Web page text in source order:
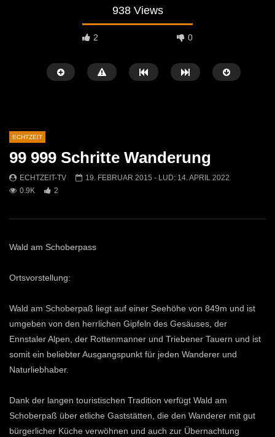
938 Views
2 0
Später Ansehen
„Spirituelle Reise“ Vocalensemble
ECHTZEIT-TV
18. NOVEMBER 2024
07:02
ECHTZEIT-TV
12.
ECHTZEIT
99 999 Schritte Wanderung
ECHTZEIT-TV 19. FEBRUAR 2015 - LUD: 14. APRIL 2022
0.9K
2
Wald am Schoberpass
Ortsvorstellung:
Wald am Schoberpaß liegt auf einer Seehöhe von 849m und ist
umgeben von den herrlichen Gipfeln des Gesäuses, der
Ennstaler Alpen, der Rottenmanner und Triebener Tauern und ist
somit ein beliebter Ausgangspunkt für jeden Wanderer und
Naturliebhaber.
Dank der langen touristischen Tradition verfügt Wald am
Schoberpaß über etliche Gaststätten, die den Wanderer mit gut
bürgerlicher Küche verwöhnen und auch zur Übernachtung